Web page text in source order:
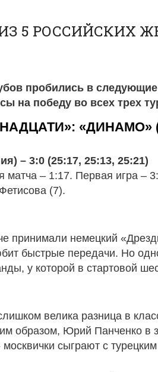
5 РОССИЙСКИХ
пробились в
на победу во всех трех
«ДИНАМО»
– 3:0 (25:17, 25:13, 25:21)
– 1:17. Первая игра –
(7).
принимали немецкий
быстрые передачи. Но
у которой в стартовой
велика разница в
образом, Юрий Панченко в
сыграют с